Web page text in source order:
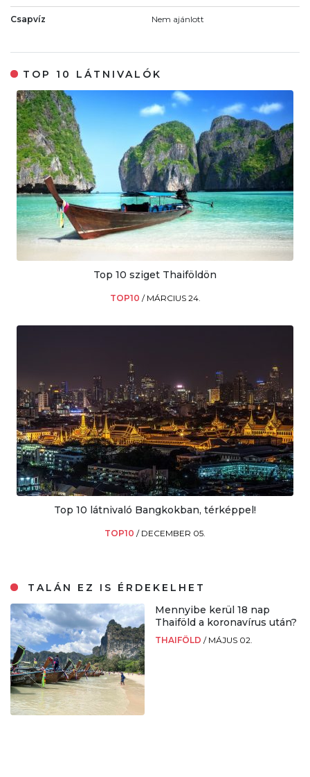
Csapvíz Nem ajánlott
TOP 10 LÁTNIVALÓK
Top 10 sziget Thaiföldön
TOP10 / MÁRCIUS 24.
Top 10 látnivaló Bangkokban, térképpel!
TOP10 / DECEMBER 05.
TALÁN EZ IS ÉRDEKELHET
Mennyibe kerül 18 nap
Thaiföld a koronavírus után?
THAIFÖLD / MÁJUS 02.